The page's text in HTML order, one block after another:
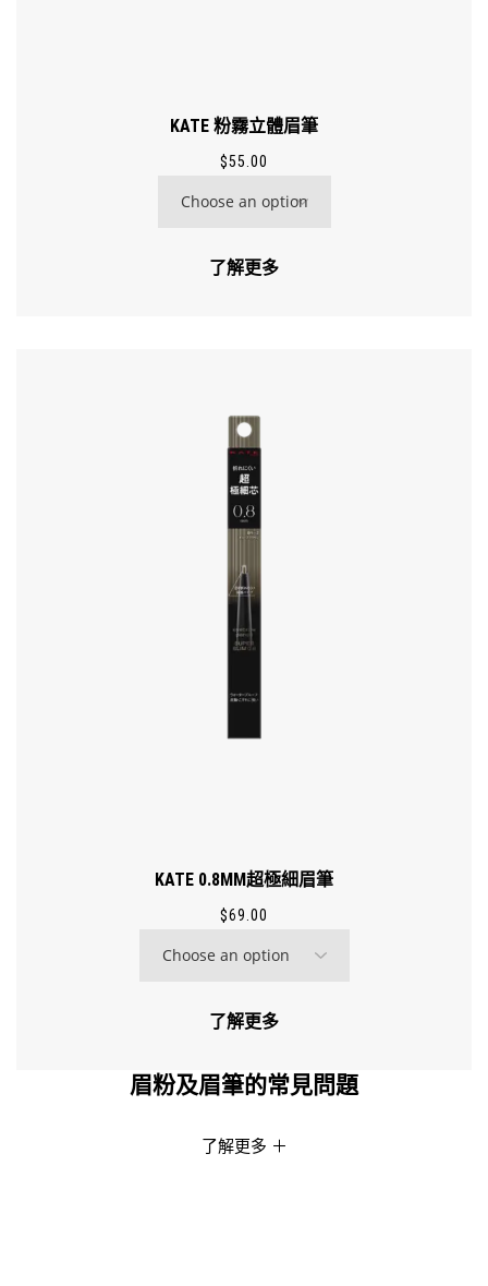
KATE 粉霧立體眉筆
$55.00
了解更多
KATE 0.8MM超極細眉筆
$69.00
了解更多
眉粉及眉筆的常見問題
了解更多 ＋